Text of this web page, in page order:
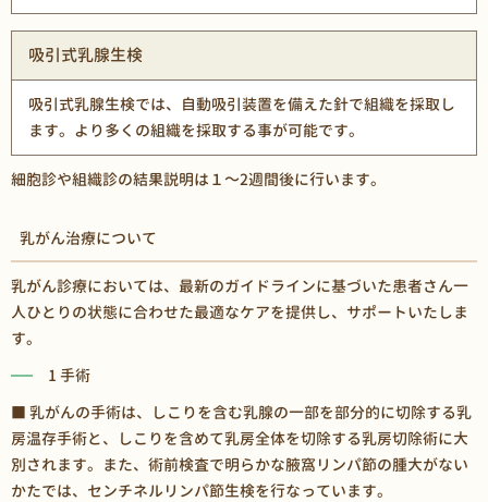
吸引式乳腺生検
吸引式乳腺生検では、自動吸引装置を備えた針で組織を採取し
ます。より多くの組織を採取する事が可能です。
細胞診や組織診の結果説明は１～2週間後に行います。
乳がん治療について
乳がん診療においては、最新のガイドラインに基づいた患者さん一
人ひとりの状態に合わせた最適なケアを提供し、サポートいたしま
す。
1 手術
■ 乳がんの手術は、しこりを含む乳腺の一部を部分的に切除する乳
房温存手術と、しこりを含めて乳房全体を切除する乳房切除術に大
別されます。また、術前検査で明らかな腋窩リンパ節の腫大がない
かたでは、センチネルリンパ節生検を行なっています。